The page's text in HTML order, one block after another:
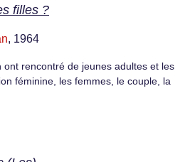
filles ?
, 1964
ont rencontré de jeunes adultes et les
féminine, les femmes, le couple, la